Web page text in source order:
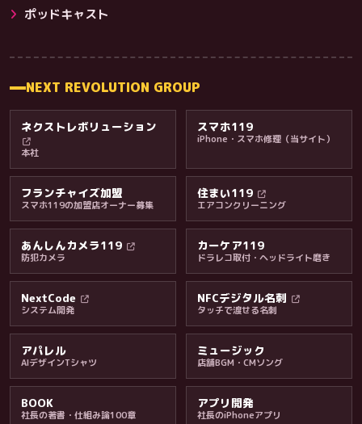
その他サービス
料金・保証・ご案内
ポッドキャスト
NEXT REVOLUTION GROUP
ネクストレボリューション
本社
スマホ119
iPhone・スマホ修理（当サイト）
フランチャイズ加盟
スマホ119の加盟店オーナー募集
住まい119
エアコンクリーニング
あんしんカメラ119
防犯カメラ
カーケア119
ドラレコ取付・ヘッドライト磨き
NextCode
システム開発
NFCデジタル名刺
タッチで渡せる名刺
アパレル
AIデザインTシャツ
ミュージック
店舗BGM・CMソング
BOOK
社長の著書・仕組み論100章
アプリ開発
社長のiPhoneアプリ